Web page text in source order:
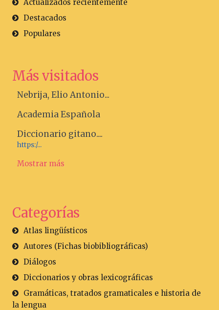
Actualizados recientemente
Destacados
Populares
Más visitados
Nebrija, Elio Antonio...
Academia Española
Diccionario gitano....
https:/...
Mostrar más
Categorías
Atlas lingüísticos
Autores (Fichas biobibliográficas)
Diálogos
Diccionarios y obras lexicográficas
Gramáticas, tratados gramaticales e historia de
la lengua